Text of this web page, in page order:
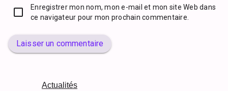
Enregistrer mon nom, mon e-mail et mon site Web dans
ce navigateur pour mon prochain commentaire.
Laisser un commentaire
Actualités